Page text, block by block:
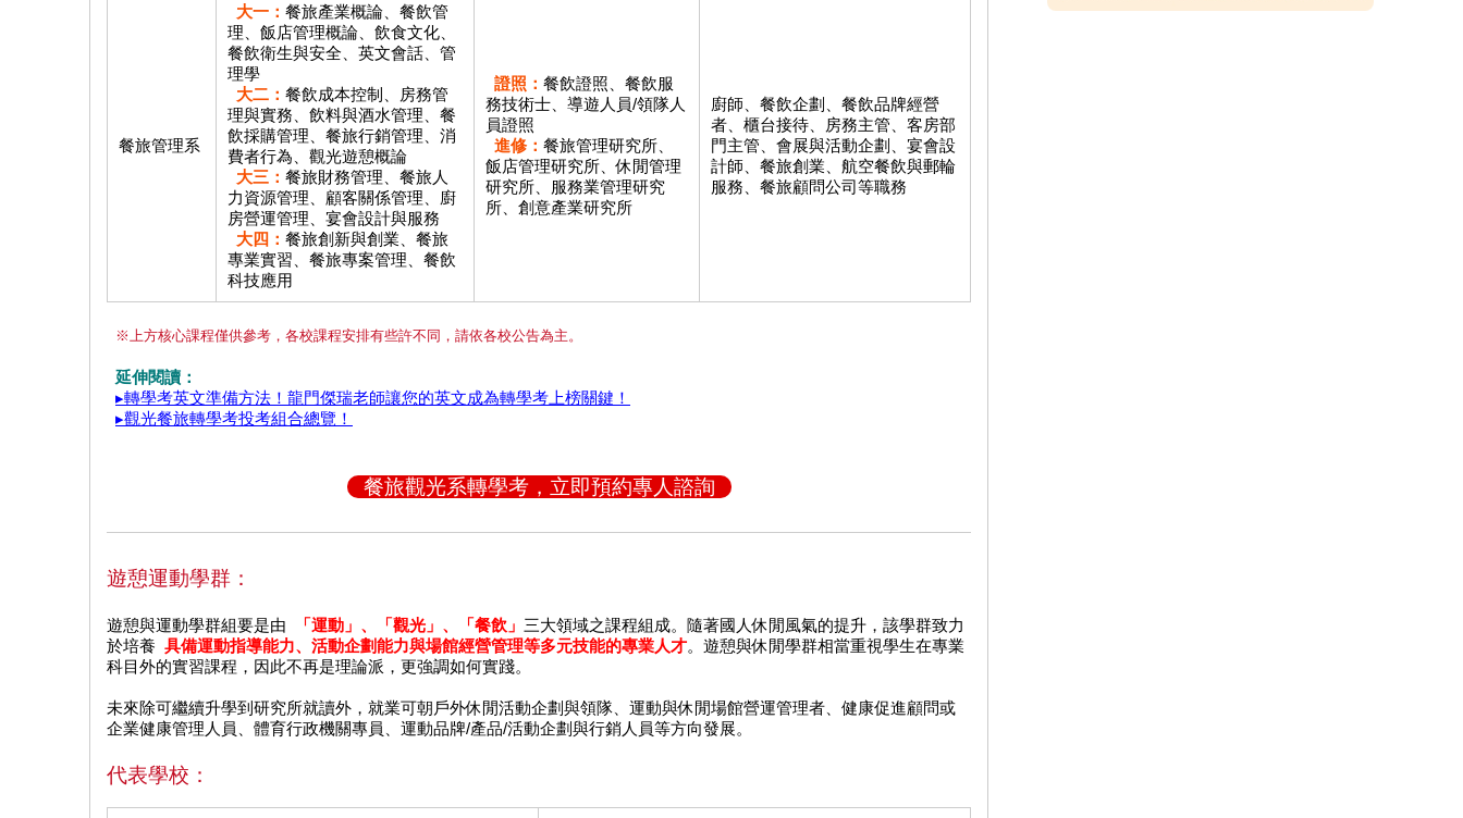
餐旅管理系
大一： 餐旅產業概論、餐飲管
理、飯店管理概論、飲食文化、
餐飲衛生與安全、英文會話、管
理學
大二： 餐飲成本控制、房務管
理與實務、飲料與酒水管理、餐
飲採購管理、餐旅行銷管理、消
費者行為、觀光遊憩概論
大三： 餐旅財務管理、餐旅人
力資源管理、顧客關係管理、廚
房營運管理、宴會設計與服務
大四： 餐旅創新與創業、餐旅
專業實習、餐旅專案管理、餐飲
科技應用
證照： 餐飲證照、餐飲服
務技術士、導遊人員/領隊人
員證照
進修： 餐旅管理研究所、
飯店管理研究所、休閒管理
研究所、服務業管理研究
所、創意產業研究所
廚師、餐飲企劃、餐飲品牌經營
者、櫃台接待、房務主管、客房部
門主管、會展與活動企劃、宴會設
計師、餐旅創業、航空餐飲與郵輪
服務、餐旅顧問公司等職務
※上方核心課程僅供參考，各校課程安排有些許不同，請依各校公告為主。
延伸閱讀：
▸轉學考英文準備方法！龍門傑瑞老師讓您的英文成為轉學考上榜關鍵！
▸觀光餐旅轉學考投考組合總覽！
餐旅觀光系轉學考，立即預約專人諮詢
遊憩運動學群：
遊憩與運動學群組要是由 「運動」、「觀光」、「餐飲」 三大領域之課程組成。隨著國人休閒風氣的提升，該學群致力
於培養 具備運動指導能力、活動企劃能力與場館經營管理等多元技能的專業人才。遊憩與休閒學群相當重視學生在專業
科目外的實習課程，因此不再是理論派，更強調如何實踐。
未來除可繼續升學到研究所就讀外，就業可朝戶外休閒活動企劃與領隊、運動與休閒場館營運管理者、健康促進顧問或
企業健康管理人員、體育行政機關專員、運動品牌/產品/活動企劃與行銷人員等方向發展。
代表學校：